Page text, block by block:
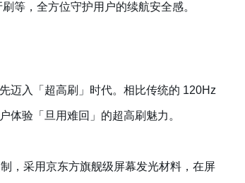
等，全方位守护用户的续航安全感。
迈入「超高刷」时代。相比传统的 120Hz
体验「旦用难回」的超高刷魅力。
，采用京东方旗舰级屏幕发光材料，在屏